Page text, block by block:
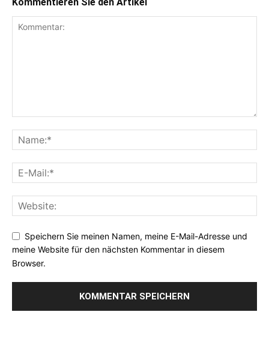
Speichern Sie meinen Namen, meine E-Mail-Adresse und
meine Website für den nächsten Kommentar in diesem
Browser.